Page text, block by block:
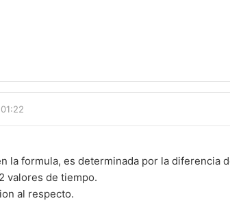
la formula, es determinada por la diferencia
valores de tiempo.
al respecto.